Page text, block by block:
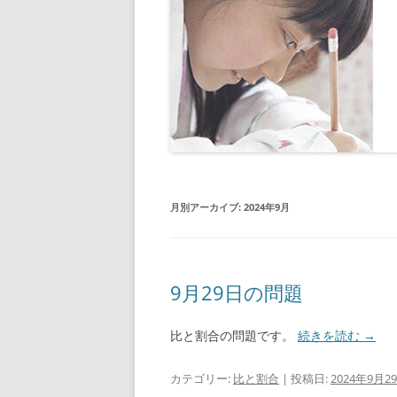
月別アーカイブ: 2024年9月
9月29日の問題
比と割合の問題です。 続きを読む →
カテゴリー: 比と割合 | 投稿日:2024年9月